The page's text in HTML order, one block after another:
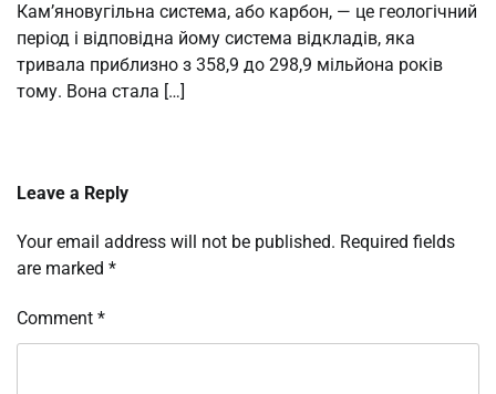
Кам’яновугільна система, або карбон, — це геологічний
період і відповідна йому система відкладів, яка
тривала приблизно з 358,9 до 298,9 мільйона років
тому. Вона стала […]
Leave a Reply
Your email address will not be published. Required fields
are marked *
Comment *